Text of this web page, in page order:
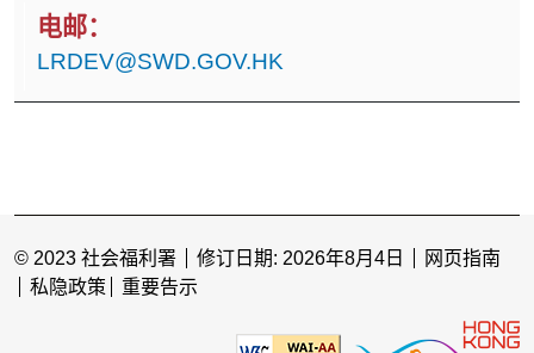
LRDEV@SWD.GOV.HK
© 2023 社会福利署 修订日期: 2026年8月4日
网页指南
私隐政策
重要告示